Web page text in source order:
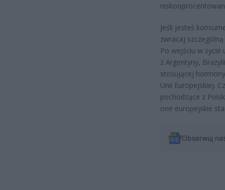
Jeśli jesteś
zwracaj
Po wejściu w
z Argentyny,
stosującej
Unii Europejskiej.
pochodzące z
one europejskie
Obserwuj